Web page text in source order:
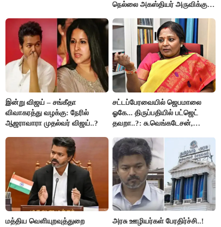
நெல்லை அகஸ்தியர் அருவிக்கு
இன்று விஜய் – சங்கீதா
விவாகரத்து வழக்கு: நேரில்
ஆஜராவாரா முதல்வர் விஜய்..?
சட்டப்பேரவையில் ஜெபமாலை
ஓகே... திருப்பதியில் பட்ஜெட்
தவறா..?: சு.வெங்கடேசன்,
கேள்வி..!
மத்திய வெளியுறவுத்துறை
அரசு ஊழியர்கள் பேரதிர்ச்சி..!